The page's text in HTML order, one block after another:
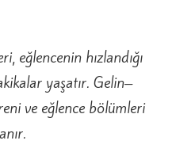
eğlencenin hızlandığı
yaşatır. Gelin–
ve eğlence bölümleri